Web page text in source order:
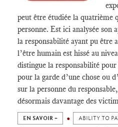
peut être étudiée la quatrième
personne. Est ici analysée son
la responsabilité ayant pu être
l’être humain est hissé au
distingue la responsabilité
pour la garde d’une chose ou
sur la personne du
désormais davantage des
EN SAVOIR + ABILITY TO